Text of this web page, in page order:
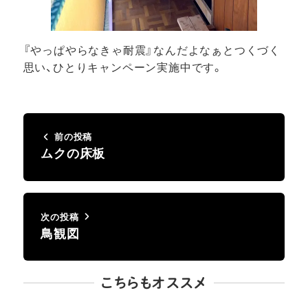
『やっぱやらなきゃ耐震』なんだよなぁとつくづく
思い、ひとりキャンペーン実施中です。
前の投稿
ムクの床板
次の投稿
鳥観図
こちらもオススメ